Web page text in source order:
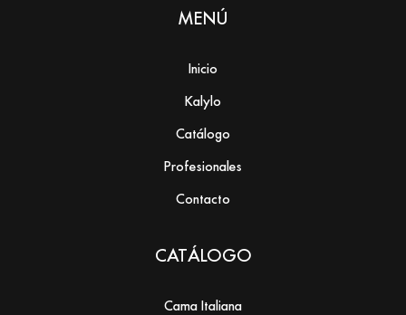
MENÚ
Inicio
Kalylo
Catálogo
Profesionales
Contacto
CATÁLOGO
Cama Italiana